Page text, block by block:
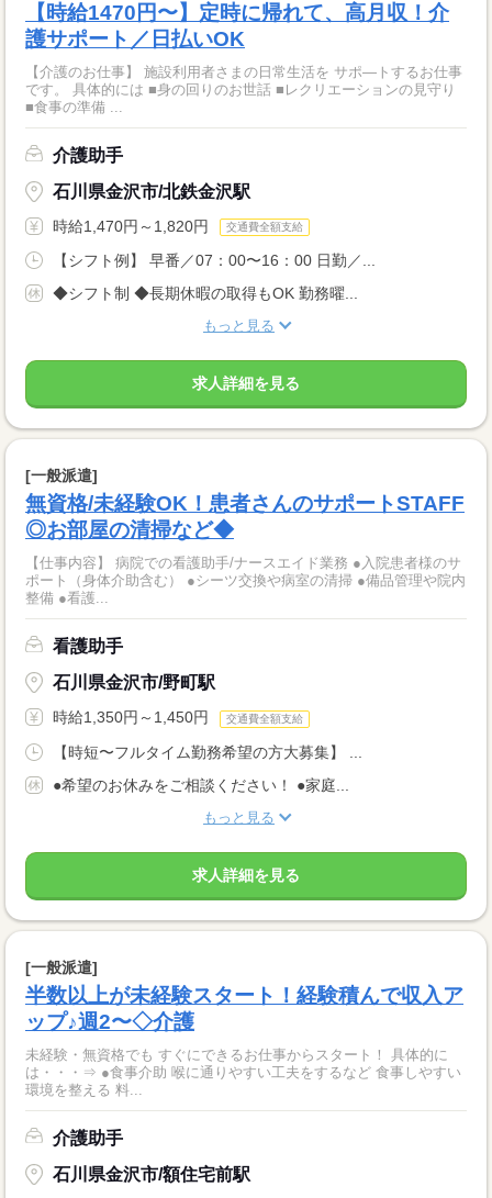
【時給1470円〜】定時に帰れて、高月収！介
護サポート／日払いOK
【介護のお仕事】 施設利用者さまの日常生活を サポ―トするお仕事
です。 具体的には ■身の回りのお世話 ■レクリエーションの見守り
■食事の準備 ...
介護助手
石川県金沢市/北鉄金沢駅
時給1,470円～1,820円 交通費全額支給
【シフト例】 早番／07：00〜16：00 日勤／...
◆シフト制 ◆長期休暇の取得もOK 勤務曜...
もっと見る
求人詳細を見る
[一般派遣]
無資格/未経験OK！患者さんのサポートSTAFF
◎お部屋の清掃など◆
【仕事内容】 病院での看護助手/ナースエイド業務 ●入院患者様のサ
ポート（身体介助含む） ●シーツ交換や病室の清掃 ●備品管理や院内
整備 ●看護...
看護助手
石川県金沢市/野町駅
時給1,350円～1,450円 交通費全額支給
【時短〜フルタイム勤務希望の方大募集】 ...
●希望のお休みをご相談ください！ ●家庭...
もっと見る
求人詳細を見る
[一般派遣]
半数以上が未経験スタート！経験積んで収入ア
ップ♪週2〜◇介護
未経験・無資格でも すぐにできるお仕事からスタート！ 具体的に
は・・・⇒ ●食事介助 喉に通りやすい工夫をするなど 食事しやすい
環境を整える 料...
介護助手
石川県金沢市/額住宅前駅